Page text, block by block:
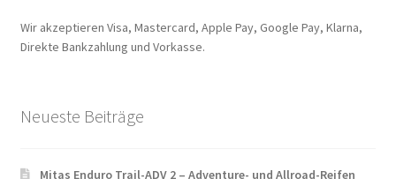
Wir akzeptieren Visa, Mastercard, Apple Pay, Google Pay, Klarna,
Direkte Bankzahlung und Vorkasse.
Neueste Beiträge
Mitas Enduro Trail-ADV 2 – Adventure- und Allroad-Reifen